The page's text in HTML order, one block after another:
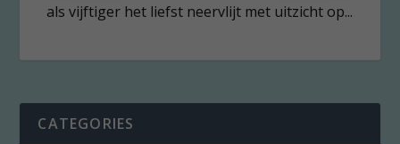
als vijftiger het liefst neervlijt met uitzicht op...
CATEGORIES